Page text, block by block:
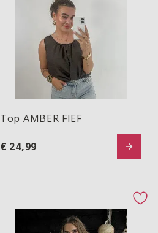
Top AMBER FIEF
€ 24,99